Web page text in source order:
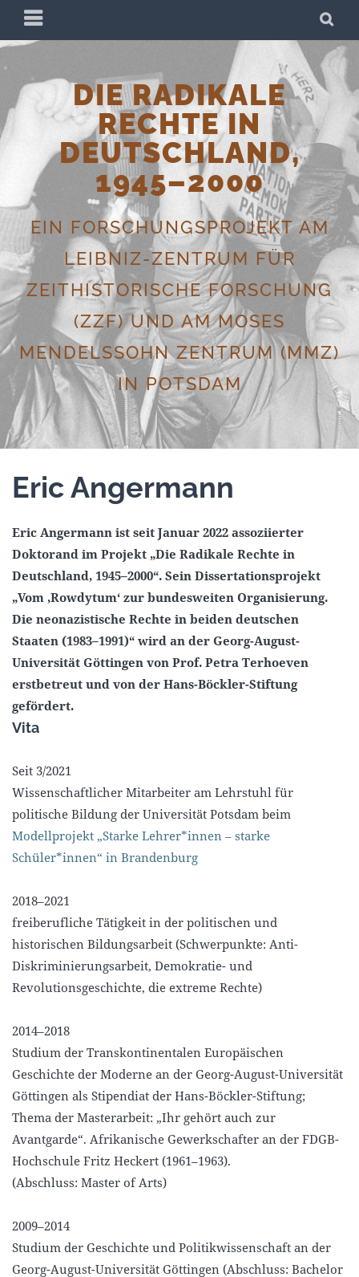
content
PRIMARY
MENU
DIE RADIKALE
RECHTE IN
DEUTSCHLAND,
1945–2000
EIN FORSCHUNGSPROJEKT AM
LEIBNIZ-ZENTRUM FÜR
ZEITHISTORISCHE FORSCHUNG
(ZZF) UND AM MOSES
MENDELSSOHN ZENTRUM (MMZ)
IN POTSDAM
Eric Angermann
Eric Angermann ist seit Januar 2022 assoziierter
Doktorand im Projekt „Die Radikale Rechte in
Deutschland, 1945–2000“. Sein Dissertationsprojekt
„Vom ‚Rowdytum‘ zur bundesweiten Organisierung.
Die neonazistische Rechte in beiden deutschen
Staaten (1983–1991)“ wird an der Georg-August-
Universität Göttingen von Prof. Petra Terhoeven
erstbetreut und von der Hans-Böckler-Stiftung
gefördert.
Vita
Seit 3/2021
Wissenschaftlicher Mitarbeiter am Lehrstuhl für
politische Bildung der Universität Potsdam beim
Modellprojekt „Starke Lehrer*innen – starke
Schüler*innen“ in Brandenburg
2018–2021
freiberufliche Tätigkeit in der politischen und
historischen Bildungsarbeit (Schwerpunkte: Anti-
Diskriminierungsarbeit, Demokratie- und
Revolutionsgeschichte, die extreme Rechte)
2014–2018
Studium der Transkontinentalen Europäischen
Geschichte der Moderne an der Georg-August-Universität
Göttingen als Stipendiat der Hans-Böckler-Stiftung;
Thema der Masterarbeit: „Ihr gehört auch zur
Avantgarde“. Afrikanische Gewerkschafter an der FDGB-
Hochschule Fritz Heckert (1961–1963).
(Abschluss: Master of Arts)
2009–2014
Studium der Geschichte und Politikwissenschaft an der
Georg-August-Universität Göttingen (Abschluss: Bachelor